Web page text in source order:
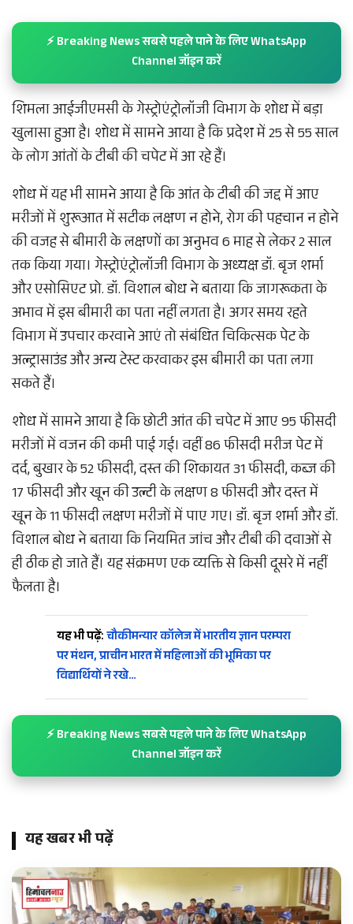
⚡ Breaking News सबसे पहले पाने के लिए WhatsApp
Channel जॉइन करें
शिमला आईजीएमसी के गेस्ट्रोएंट्रोलॉजी विभाग के शोध में बड़ा
खुलासा हुआ है। शोध में सामने आया है कि प्रदेश में 25 से 55 साल
के लोग आंतों के टीबी की चपेट में आ रहे हैं।
शोध में यह भी सामने आया है कि आंत के टीबी की जद्द में आए
मरीजों में शुरूआत में सटीक लक्षण न होने, रोग की पहचान न होने
की वजह से बीमारी के लक्षणों का अनुभव 6 माह से लेकर 2 साल
तक किया गया। गेस्ट्रोएंट्रोलॉजी विभाग के अध्यक्ष डॉ. बृज शर्मा
और एसोसिएट प्रो. डॉ. विशाल बोध ने बताया कि जागरूकता के
अभाव में इस बीमारी का पता नहीं लगता है। अगर समय रहते
विभाग में उपचार करवाने आएं तो संबंधित चिकित्सक पेट के
अल्ट्रासाउंड और अन्य टेस्ट करवाकर इस बीमारी का पता लगा
सकते हैं।
शोध में सामने आया है कि छोटी आंत की चपेट में आए 95 फीसदी
मरीजों में वजन की कमी पाई गई। वहीं 86 फीसदी मरीज पेट में
दर्द, बुखार के 52 फीसदी, दस्त की शिकायत 31 फीसदी, कब्ज की
17 फीसदी और खून की उल्टी के लक्षण 8 फीसदी और दस्त में
खून के 11 फीसदी लक्षण मरीजों में पाए गए। डॉ. बृज शर्मा और डॉ.
विशाल बोध ने बताया कि नियमित जांच और टीबी की दवाओं से
ही ठीक हो जाते हैं। यह संक्रमण एक व्यक्ति से किसी दूसरे में नहीं
फैलता है।
यह भी पढ़ें:चौकीमन्यार कॉलेज में भारतीय ज्ञान परम्परा
पर मंथन, प्राचीन भारत में महिलाओं की भूमिका पर
विद्यार्थियों ने रखे…
⚡ Breaking News सबसे पहले पाने के लिए WhatsApp
Channel जॉइन करें
यह खबर भी पढ़ें